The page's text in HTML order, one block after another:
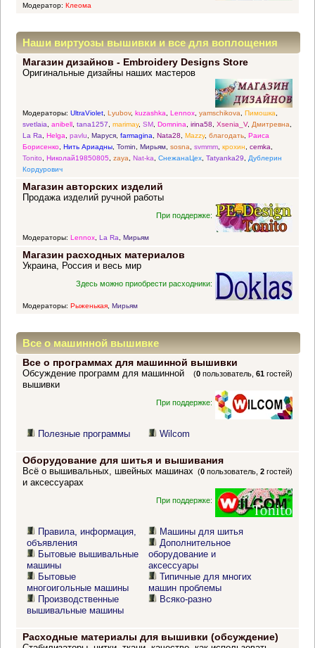
Модератор: Клеома
Наши виртуозы вышивки и все для воплощения
прекрасных идей
Магазин дизайнов - Embroidery Designs Store
Оригинальные дизайны наших мастеров
Модераторы: UltraViolet, Lyubov, kuzashka, Lennox, yamschikova, Пимошка,
svetlaia, anibell, tana1257, marimay, SM, Domnina, irina58, Xsenia_V, Дмитревна,
La Ra, Helga, pavlu, Маруся, farmagina, Nata28, Mazzy, благодать, Раиса
Борисенко, Нить Ариадны, Tomin, Мирьям, sosna, svmmm, крохин, cemka,
Tonito, Николай19850805, zaya, Nat-ka, СнежанаЦех, Tatyanka29, Дублерин
Кордурович
Магазин авторских изделий
Продажа изделий ручной работы
При поддержке:
Модераторы: Lennox, La Ra, Мирьям
Магазин расходных материалов
Украина, Россия и весь мир
Здесь можно приобрести расходники:
Модераторы: Рыженькая, Мирьям
Все о машинной вышивке
Все о программах для машинной вышивки
(0 пользователь,61 гостей)
Обсуждение программ для машинной
вышивки
При поддержке:
Полезные программы Wilcom
Оборудование для шитья и вышивания
(0 пользователь,2 гостей)
Всё о вышивальных, швейных машинах
и аксессуарах
При поддержке:
Правила, информация,
объявления
Бытовые вышивальные
машины
Бытовые
многоигольные машины
Производственные
вышивальные машины
Машины для шитья
Дополнительное
оборудование и
аксессуары
Типичные для многих
машин проблемы
Всяко-разно
Расходные материалы для вышивки (обсуждение)